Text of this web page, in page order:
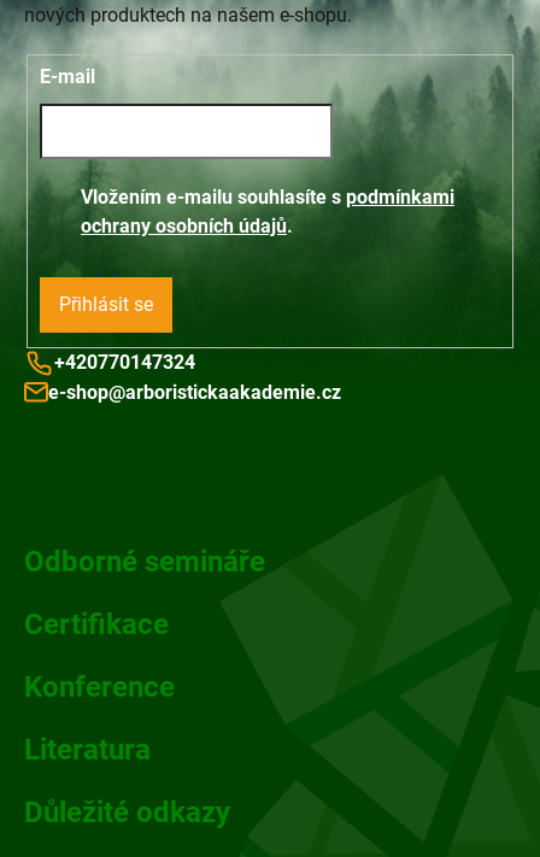
nových produktech na našem e-shopu.
E-mail
Vložením e-mailu souhlasíte s podmínkami
ochrany osobních údajů.
Přihlásit se
+420770147324
e-shop@arboristickaakademie.cz
Odborné semináře
Certifikace
Konference
Literatura
Důležité odkazy